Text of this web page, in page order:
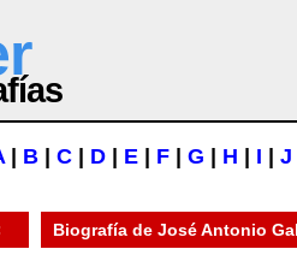
| B C D E F G H I J
Biografía de José Antonio